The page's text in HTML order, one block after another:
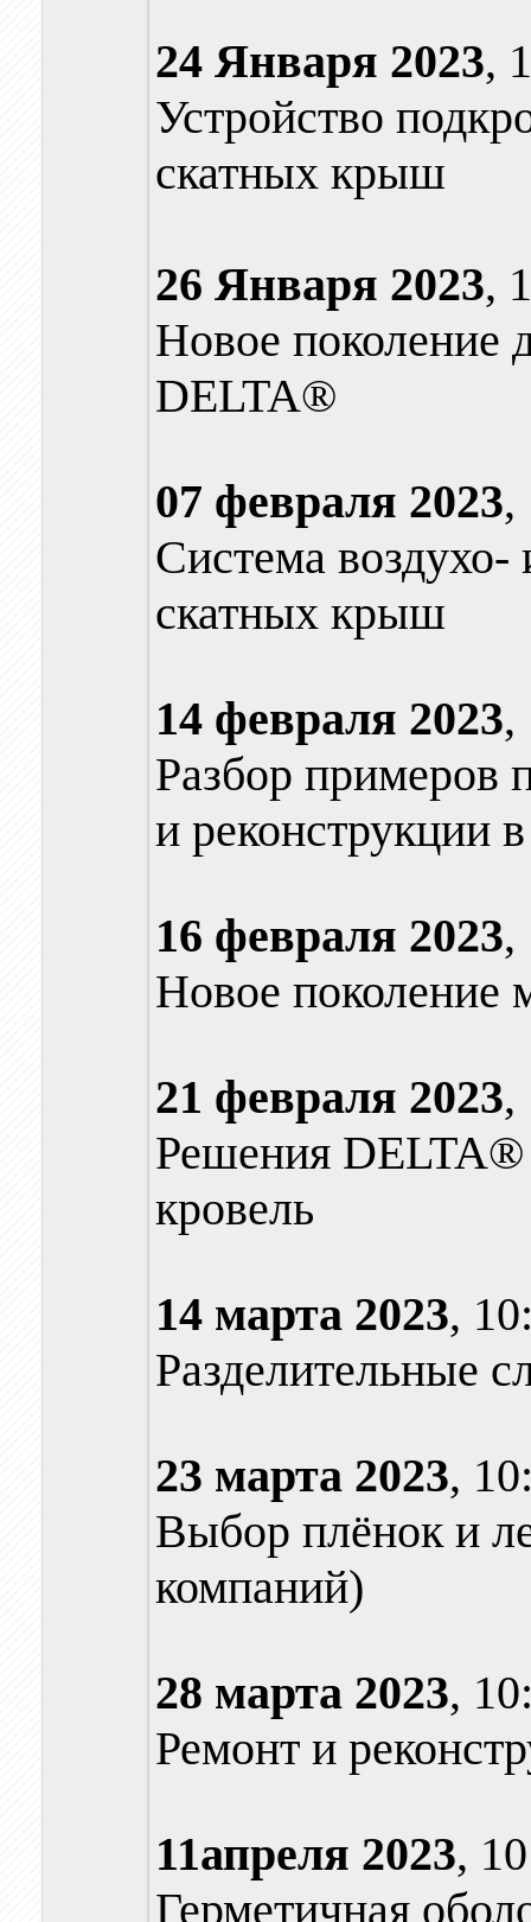
24 Января 2023,
Устройство
скатных крыш
26 Января 2023,
Новое поколение
DELTA®
07 февраля 2023,
Система
скатных крыш
14 февраля 2023,
Разбор примеров
и реконструкции
16 февраля 2023,
Новое поколение
21 февраля 2023,
Решения
кровель
14 марта 2023,
Разделительные
23 марта 2023,
Выбор плёнок и
компаний)
28 марта 2023,
Ремонт и
11апреля 2023,
Герметичная